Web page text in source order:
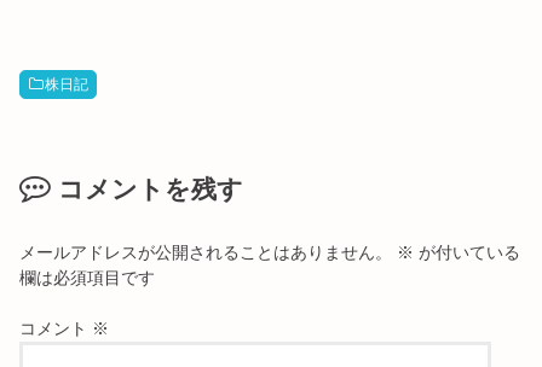
株日記
コメントを残す
メールアドレスが公開されることはありません。 ※ が付いている
欄は必須項目です
コメント ※